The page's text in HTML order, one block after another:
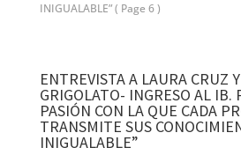
INIGUALABLE”( Page 6 )
ENTREVISTA A LAURA CRUZ
GRIGOLATO- INGRESO AL IB.
PASIÓN CON LA QUE CADA
TRANSMITE SUS
INIGUALABLE”